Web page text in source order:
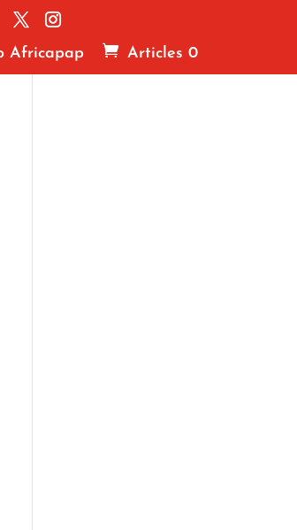
Africapap Articles 0